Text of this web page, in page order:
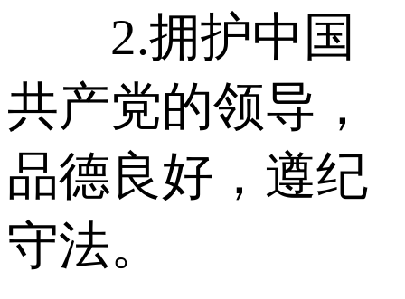
2.拥护中国
共产党的领导，
品德良好，遵纪
守法。